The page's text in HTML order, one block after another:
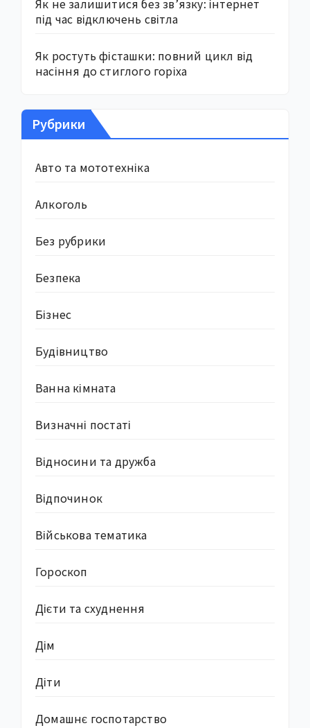
Як не залишитися без зв’язку: інтернет
під час відключень світла
Як ростуть фісташки: повний цикл від
насіння до стиглого горіха
Рубрики
Авто та мототехніка
Алкоголь
Без рубрики
Безпека
Бізнес
Будівництво
Ванна кімната
Визначні постаті
Відносини та дружба
Відпочинок
Військова тематика
Гороскоп
Дієти та схуднення
Дім
Діти
Домашнє госпотарство